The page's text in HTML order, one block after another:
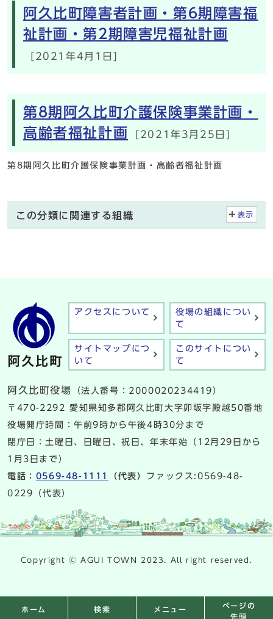
ホーム 検索 メニュー
ページの
先頭
阿久比町障害者計画・第6期障害福
祉計画・第2期障害児福祉計画
[2021年4月1日]
第8期阿久比町介護保険事業計画・
高齢者福祉計画
[2021年3月25日]
第8期阿久比町介護保険事業計画・高齢者福祉計画
この分類に関連する組織 表示
アクセスについて
役場の組織につい
て
サイトマップにつ
いて
このサイトについ
て
阿久比町役場
（法人番号：2000020234419）
〒470-2292 愛知県知多郡阿久比町大字卯坂字殿越50番地
役場開庁時間：午前9時から午後4時30分まで
閉庁日：土曜日、日曜日、祝日、年末年始（12月29日から
1月3日まで）
電話： 0569-48-1111 （代表） ファックス:0569-48-
0229（代表）
Copyright ⓒ AGUI TOWN 2023. All right reserved.